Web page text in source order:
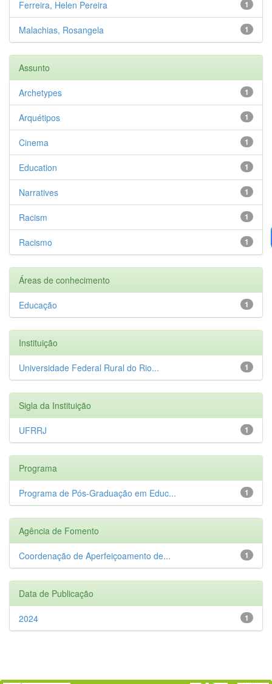
1
Ferreira, Helen Pereira
1
Malachias, Rosangela
Assunto
1
Archetypes
1
Arquétipos
1
Cinema
1
Education
1
Narratives
1
Racism
1
Racismo
Áreas de conhecimento
1
Educação
Instituição
1
Universidade Federal Rural do Rio...
Sigla da Instituição
1
UFRRJ
Programa
1
Programa de Pós-Graduação em Educ...
Agência de Fomento
1
Coordenação de Aperfeiçoamento de...
Data de Publicação
1
2024